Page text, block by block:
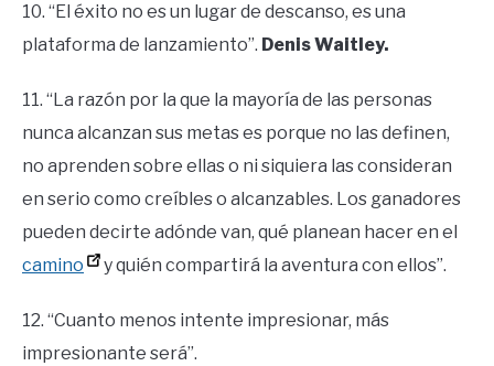
10. “El éxito no es un lugar de descanso, es una
plataforma de lanzamiento”. Denis Waitley.
11. “La razón por la que la mayoría de las personas
nunca alcanzan sus metas es porque no las definen,
no aprenden sobre ellas o ni siquiera las consideran
en serio como creíbles o alcanzables. Los ganadores
pueden decirte adónde van, qué planean hacer en el
camino
y quién compartirá la aventura con ellos”.
12. “Cuanto menos intente impresionar, más
impresionante será”.